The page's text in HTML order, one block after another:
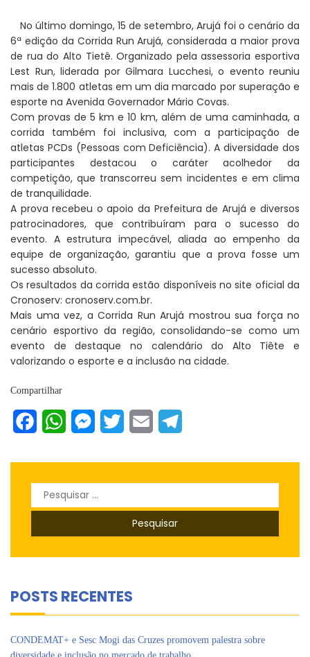
No último domingo, 15 de setembro, Arujá foi o cenário da
6ª edição da Corrida Run Arujá, considerada a maior prova
de rua do Alto Tietê. Organizado pela assessoria esportiva
Lest Run, liderada por Gilmara Lucchesi, o evento reuniu
mais de 1.800 atletas em um dia marcado por superação e
esporte na Avenida Governador Mário Covas.
Com provas de 5 km e 10 km, além de uma caminhada, a
corrida também foi inclusiva, com a participação de
atletas PCDs (Pessoas com Deficiência). A diversidade dos
participantes destacou o caráter acolhedor da
competição, que transcorreu sem incidentes e em clima
de tranquilidade.
A prova recebeu o apoio da Prefeitura de Arujá e diversos
patrocinadores, que contribuíram para o sucesso do
evento. A estrutura impecável, aliada ao empenho da
equipe de organização, garantiu que a prova fosse um
sucesso absoluto.
Os resultados da corrida estão disponíveis no site oficial da
Cronoserv: cronoserv.com.br.
Mais uma vez, a Corrida Run Arujá mostrou sua força no
cenário esportivo da região, consolidando-se como um
evento de destaque no calendário do Alto Tiête e
valorizando o esporte e a inclusão na cidade.
Compartilhar
FacebookWhatsAppMessenger
Twitter Email
Pesquisar
POSTS RECENTES
CONDEMAT+ e Sesc Mogi das Cruzes promovem palestra sobre